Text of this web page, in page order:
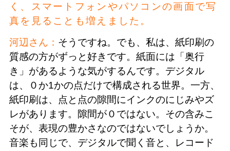
く、スマートフォンやパソコンの画面で写
真を見ることも増えました。
河辺さん： そうですね。でも、私は、紙印刷の
質感の方がずっと好きです。紙面には「奥行
き」があるような気がするんです。デジタル
は、０か1かの点だけで構成される世界。一方、
紙印刷は、点と点の隙間にインクのにじみやズ
レがあります。隙間が０ではない。その含みこ
そが、表現の豊かさなのではないでしょうか。
音楽も同じで、デジタルで聞く音と、レコード